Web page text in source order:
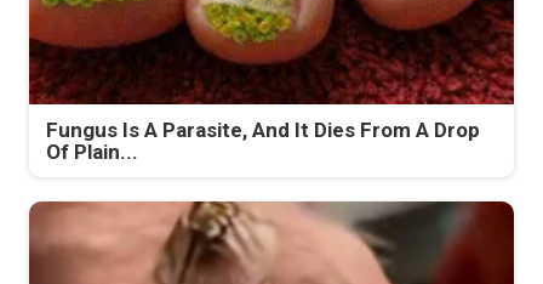
Fungus Is A Parasite, And It Dies From A Drop
Of Plain...